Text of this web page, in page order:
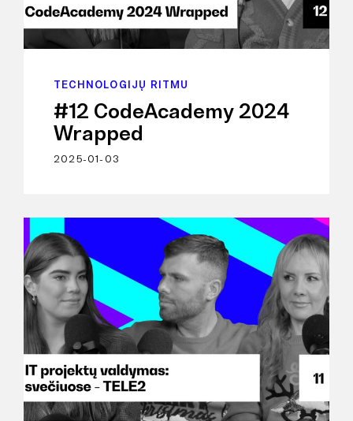
TECHNOLOGIJŲ RITMU
#12 CodeAcademy 2024
Wrapped
2025-01-03